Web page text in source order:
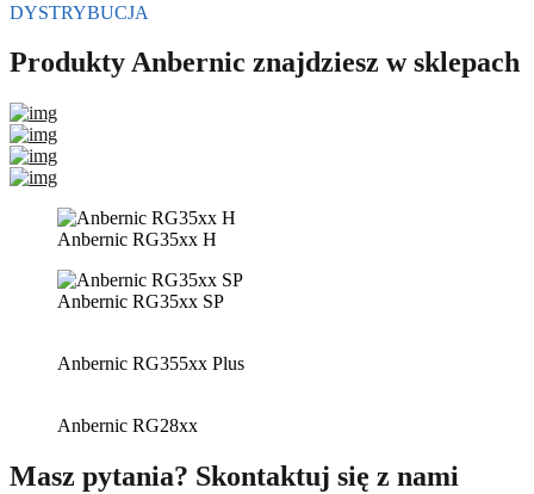
DYSTRYBUCJA
Produkty Anbernic znajdziesz w sklepach
Anbernic RG35xx H
Anbernic RG35xx SP
Anbernic RG355xx Plus
Anbernic RG28xx
Masz pytania? Skontaktuj się z nami